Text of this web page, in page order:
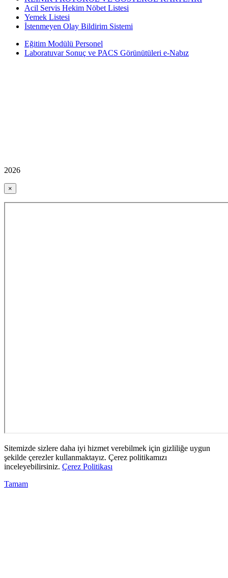
Acil Servis Hekim Nöbet Listesi
Yemek Listesi
İstenmeyen Olay Bildirim Sistemi
Eğitim Modülü Personel
Laboratuvar Sonuç ve PACS Görünütüleri e-Nabız
2026
×
Sitemizde sizlere daha iyi hizmet verebilmek için gizliliğe uygun
şekilde çerezler kullanmaktayız. Çerez politikamızı
inceleyebilirsiniz. Çerez Politikası
Tamam